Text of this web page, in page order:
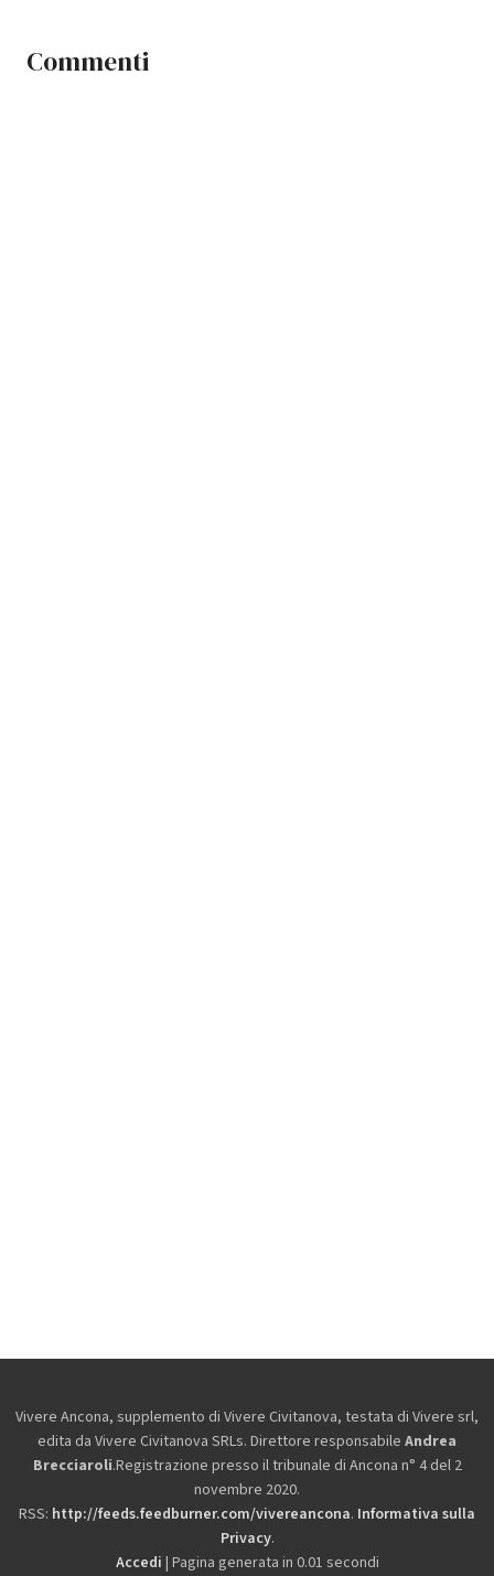
Commenti
Vivere Ancona, supplemento di Vivere Civitanova, testata di Vivere srl,
edita da Vivere Civitanova SRLs. Direttore responsabile Andrea
Brecciaroli.Registrazione presso il tribunale di Ancona n° 4 del 2
novembre 2020.
RSS: http://feeds.feedburner.com/vivereancona. Informativa sulla
Privacy.
Accedi | Pagina generata in 0.01 secondi